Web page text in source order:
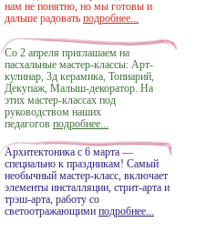
нам не понятно, но мы готовы и
дальше радовать подробнее...
Со 2 апреля приглашаем на
пасхальные мастер-классы: Арт-
кулинар, 3д керамика, Топиарий,
Декупаж, Малыш-декоратор. На
этих мастер-классах под
руководством наших
педагогов подробнее...
Архитектоника с 6 марта —
специально к праздникам! Самый
необычный мастер-класс, включает
элементы инсталляции, стрит-арта и
трэш-арта, работу со
светоотражающими подробнее...